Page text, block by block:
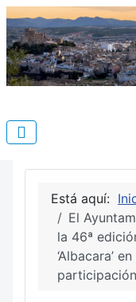
Está aquí:
El
la 46ª
‘Albacara’
participación